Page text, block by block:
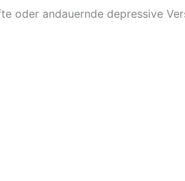
oder andauernde depressive